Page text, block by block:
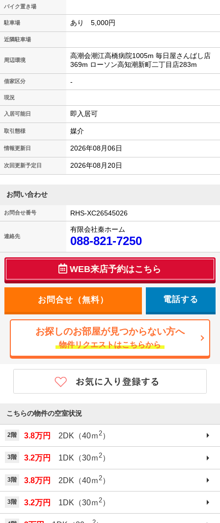
バイク置き場
駐車場 あり 5,000円
近隣駐車場
周辺環境
高潮会潮江高橋病院1005m 毎日屋さんばし店
369m ローソン高知潮新町二丁目店283m
借家区分 -
現況
入居可能日 即入居可
取引態様 媒介
情報更新日 2026年08月06日
次回更新予定日 2026年08月20日
お問い合わせ
お問合せ番号 RHS-XC26545026
連絡先
有限会社秦ホーム
088-821-7250
WEB来店予約はこちら
電話する
お探しのお部屋が見つからない方へ
物件リクエストはこちらから
こちらの物件の空室状況
2階 3.8万円 2DK（40ｍ2）
3階 3.2万円 1DK（30ｍ2）
3階 3.8万円 2DK（40ｍ 2）
3階 3.2万円 1DK（30ｍ2）